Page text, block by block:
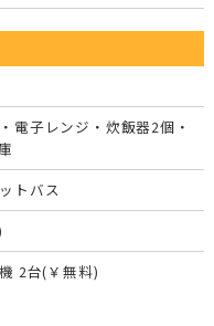
電子レンジ・炊飯器2個・
トバス
2台(￥無料)